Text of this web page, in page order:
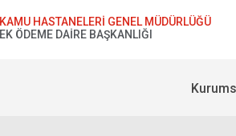
KAMU HASTANELERİ GENEL MÜDÜRLÜĞÜ
EK ÖDEME DAİRE BAŞKANLIĞI